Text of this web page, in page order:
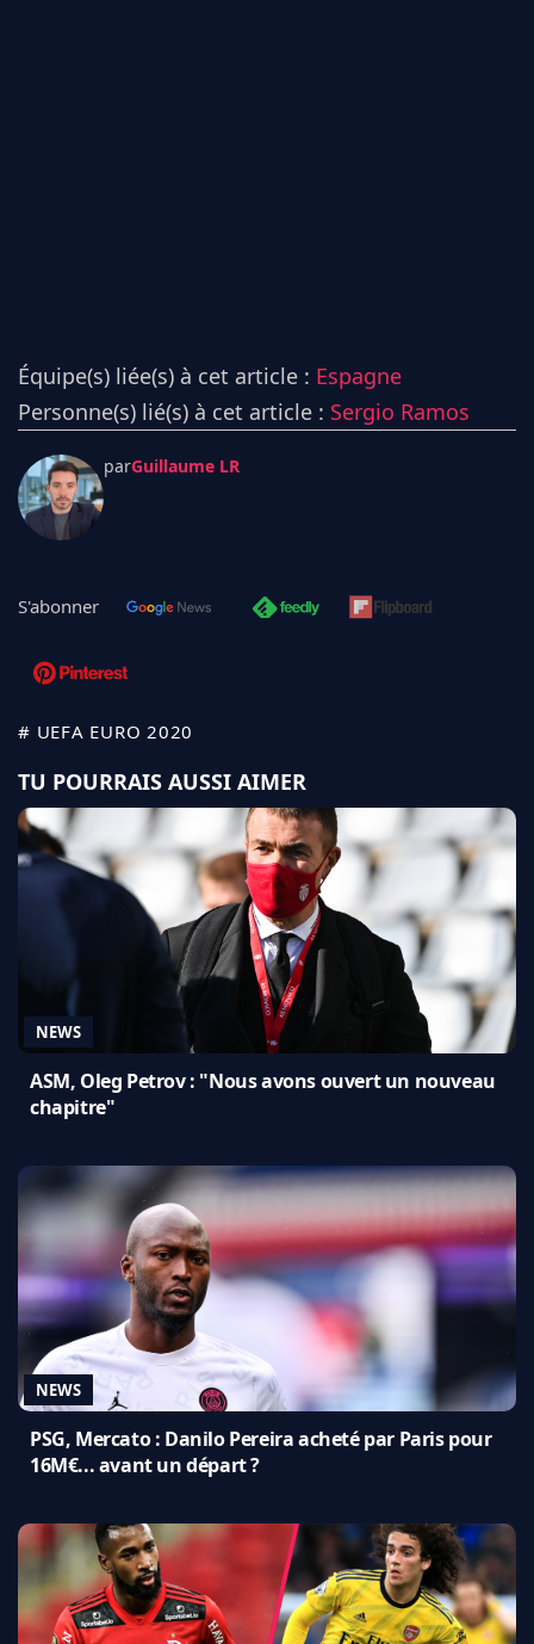
Équipe(s) liée(s) à cet article : Espagne
Personne(s) lié(s) à cet article : Sergio Ramos
parGuillaume LR
S'abonner
# UEFA EURO 2020
TU POURRAIS AUSSI AIMER
NEWS
ASM, Oleg Petrov : "Nous avons ouvert un nouveau
chapitre"
NEWS
PSG, Mercato : Danilo Pereira acheté par Paris pour
16M€... avant un départ ?